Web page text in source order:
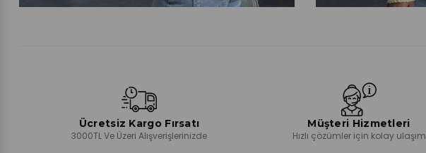
Ücretsiz Kargo Fırsatı
3000TL Ve Üzeri Alışverişlerinizde
Müşteri Hizmetleri
Hızlı çözümler için kolay ulaşım